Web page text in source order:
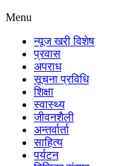
Menu
न्यूज खरी विशेष
प्रवास
अपराध
सूचना प्रविधि
शिक्षा
स्वास्थ्य
जीवनशैली
अन्तर्वार्ता
साहित्य
पर्यटन